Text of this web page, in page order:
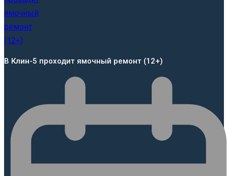
В Клин-5 проходит ямочный ремонт (12+)